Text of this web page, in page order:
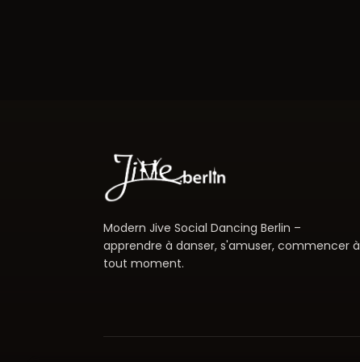
Modern Jive Social Dancing Berlin –
apprendre à danser, s'amuser, commencer à
tout moment.